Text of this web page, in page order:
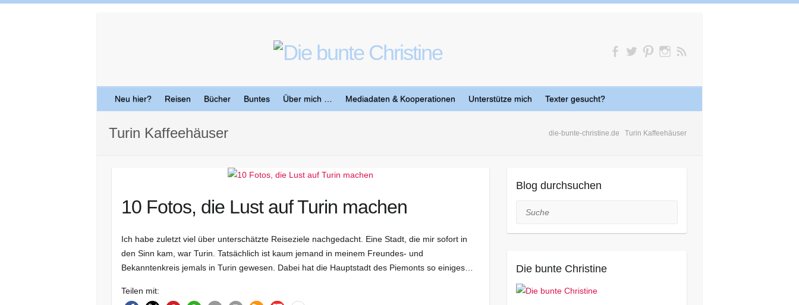
Neu hier? Reisen Bücher Buntes Über mich … Mediadaten & Kooperationen Unterstütze mich Texter gesucht?
die-bunte-christine.de Turin Kaffeehäuser
Turin Kaffeehäuser
10 Fotos, die Lust auf Turin machen
Ich habe zuletzt viel über unterschätzte Reiseziele nachgedacht. Eine Stadt, die mir sofort in
den Sinn kam, war Turin. Tatsächlich ist kaum jemand in meinem Freundes- und
Bekanntenkreis jemals in Turin gewesen. Dabei hat die Hauptstadt des Piemonts so einiges…
Teilen mit:
Blog durchsuchen
Suche
Die bunte Christine